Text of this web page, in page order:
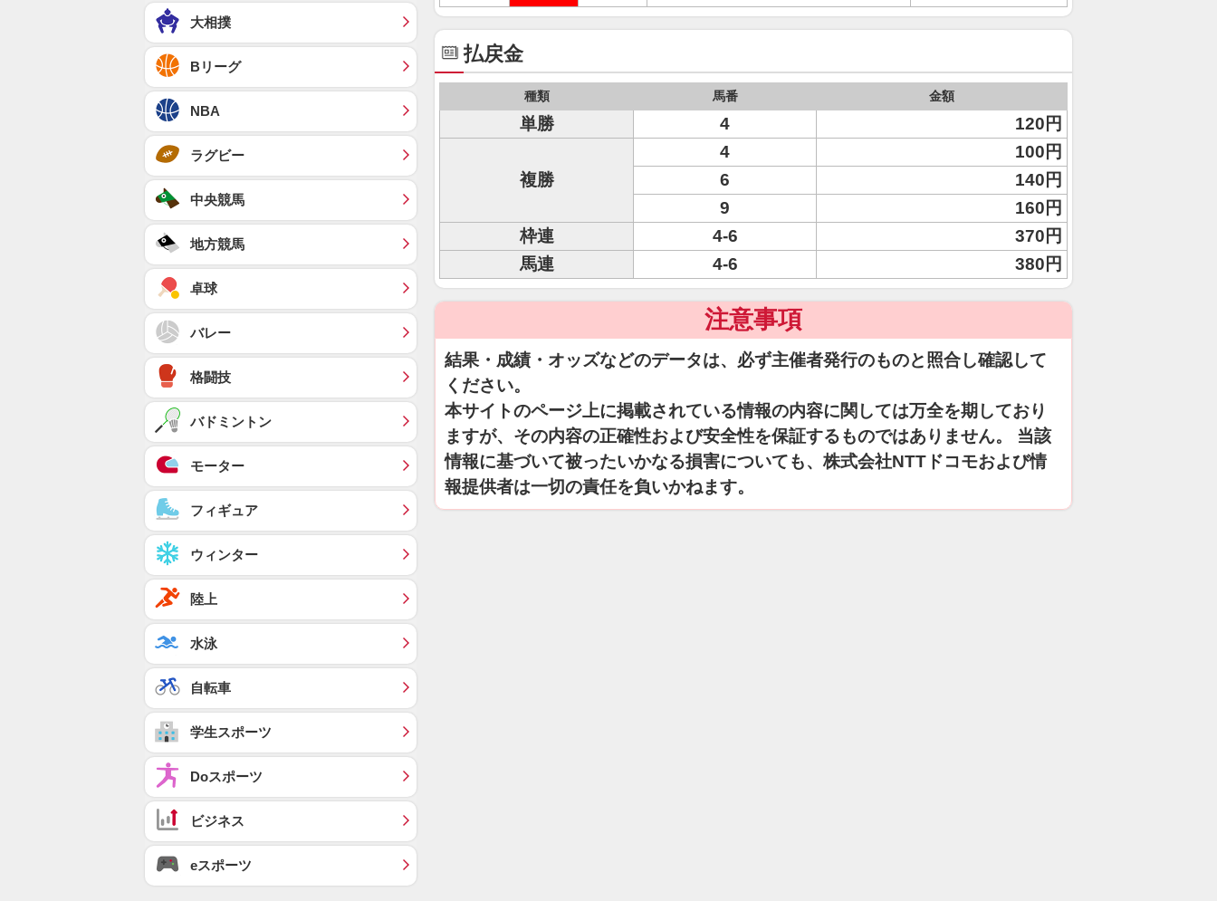
払戻金
種類 馬番 金額
単勝 4 120円
複勝
4
100円
6
140円
9
160円
枠連
4-6
370円
馬連
4-6 380円
注意事項
結果・成績・オッズなどのデータは、必ず主催者発行のものと照合し確認して
ください。
本サイトのページ上に掲載されている情報の内容に関しては万全を期しており
ますが、その内容の正確性および安全性を保証するものではありません。 当該
情報に基づいて被ったいかなる損害についても、株式会社NTTドコモおよび情
報提供者は一切の責任を負いかねます。
大相撲
Bリーグ
NBA
ラグビー
中央競馬
地方競馬
卓球
バレー
格闘技
バドミントン
モーター
フィギュア
ウィンター
陸上
水泳
自転車
学生スポーツ
Doスポーツ
ビジネス
eスポーツ